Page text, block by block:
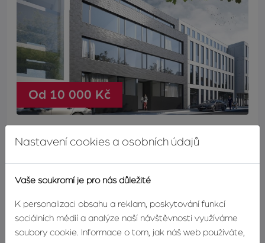
Od 10 000 Kč
zahrádkou, ve druhém a třetím podlaží pak vždy jeden
čtyřpokojový a jeden třípokojový byt, každý s
Nastavení cookies a osobních údajů
Vaše soukromí je pro nás důležité
K personalizaci obsahu a reklam, poskytování funkcí
sociálních médií a analýze naší návštěvnosti využíváme
soubory cookie. Informace o tom, jak náš web používáte,